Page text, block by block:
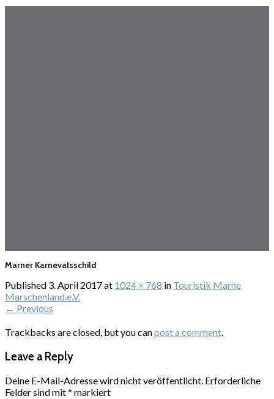
Marner Karnevalsschild
Published 3. April 2017at 1024 × 768 in Touristik Marne
Marschenland.e.V.
← Previous
Trackbacks are closed, but you canpost a comment.
Leave a Reply
Deine E-Mail-Adresse wird nicht veröffentlicht. Erforderliche
Felder sind mit* markiert